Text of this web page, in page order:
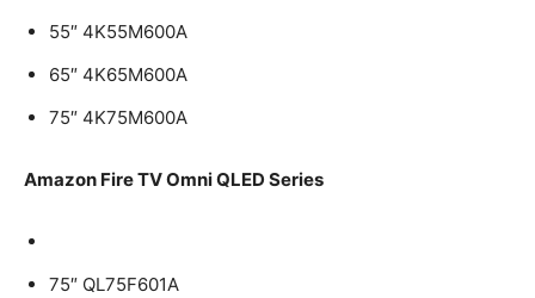
55″ 4K55M600A
65″ 4K65M600A
75″ 4K75M600A
Amazon Fire TV Omni QLED Series
75″ QL75F601A